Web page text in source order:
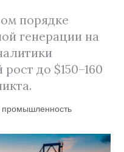
порядке
генерации на
до $150–160
промышленность